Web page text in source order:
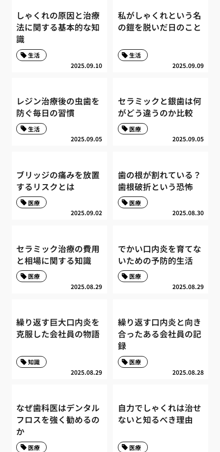
しゃくれの原因と治療
法に関する基本的な知
識
2025.09.10
生活
私がしゃくれという名
の鎧を脱いだ日のこと
2025.09.09
生活
レジン治療後の虫歯を
防ぐ毎日の習慣
2025.09.05
生活
セラミックと銀歯は何
がどう違うのか比較
2025.09.05
医療
ブリッジの痛みを放置
するリスクとは
2025.09.02
医療
歯の根が割れている？
歯根破折という恐怖
2025.08.30
医療
セラミック治療の費用
と相場に関する知識
2025.08.29
医療
でかい口内炎を育てな
いための予防的生活
2025.08.29
医療
繰り返す巨大口内炎を
克服した会社員の物語
2025.08.29
知識
繰り返す口内炎と向き
合ったある会社員の記
録
2025.08.28
医療
なぜ歯科医はデンタル
フロスを強く勧めるの
か
医療
自力でしゃくれは治せ
ないと知るべき理由
医療